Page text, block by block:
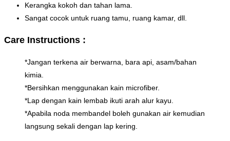
Kerangka kokoh dan tahan lama.
Sangat cocok untuk ruang tamu, ruang kamar, dll.
Care Instructions :
*Jangan terkena air berwarna, bara api, asam/bahan
kimia.
*Bersihkan menggunakan kain microfiber.
*Lap dengan kain lembab ikuti arah alur kayu.
*Apabila noda membandel boleh gunakan air kemudian
langsung sekali dengan lap kering.